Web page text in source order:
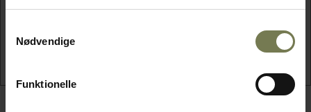
Nødvendige
Funktionelle
3 dråber Worcester-sauce
2 spsk. kapers